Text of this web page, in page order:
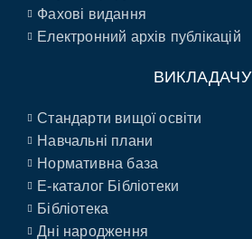
Фахові видання
Електронний архів публікацій
ВИКЛАДАЧУ
Стандарти вищої освіти
Навчальні плани
Нормативна база
E-каталог Бібліотеки
Бібліотека
Дні народження